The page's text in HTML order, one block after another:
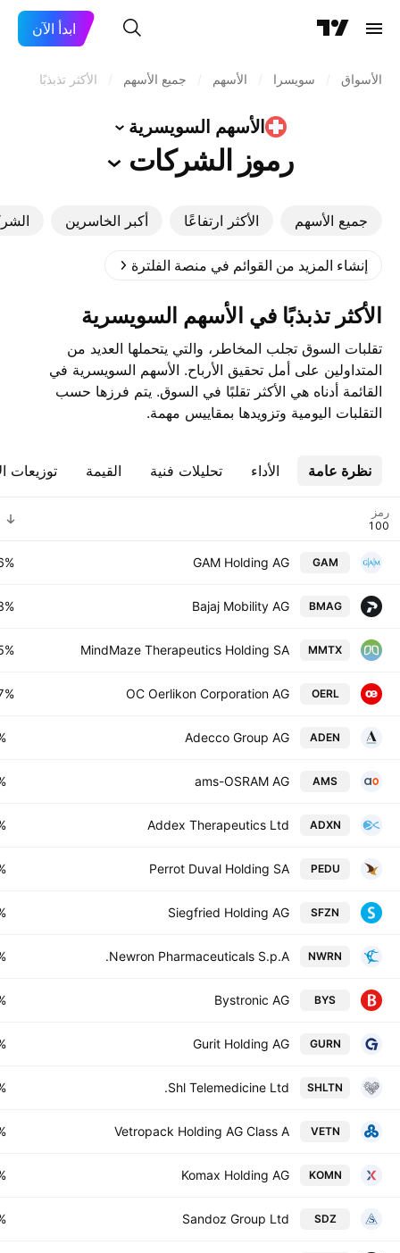
ابدأ الآن
الأسواق سويسرا الأسهم جميع الأسهم الأكثر تذبذبًا
الأسهم السويسرية
رموز الشركات
جميع الأسهم الأكثر ارتفاعًا أكبر الخاسرين
إنشاء المزيد من القوائم في منصة الفلترة
الأكثر تذبذبًا في الأسهم السويسرية
تقلبات السوق تجلب المخاطر، والتي يتحملها العديد من
المتداولين على أمل تحقيق الأرباح. ‎الأسهم السويسرية‎ في
القائمة أدناه هي الأكثر تقلبًا في السوق. يتم فرزها حسب
التقلبات اليومية وتزويدها بمقاييس مهمة.
نظرة عامة الأداء تحليلات فنية القيمة توزيعات
رمز
GAM
GAM Holding AG
BMAG
Bajaj Mobility AG
MMTX
MindMaze Therapeutics Holding SA
OERL
OC Oerlikon Corporation AG
ADEN
Adecco Group AG
AMS
ams-OSRAM AG
ADXN
Addex Therapeutics Ltd
PEDU
Perrot Duval Holding SA
SFZN
Siegfried Holding AG
NWRN
Newron Pharmaceuticals S.p.A.
BYS
Bystronic AG
GURN
Gurit Holding AG
SHLTN
Shl Telemedicine Ltd.
VETN
Vetropack Holding AG Class A
KOMN
Komax Holding AG
SDZ
Sandoz Group Ltd